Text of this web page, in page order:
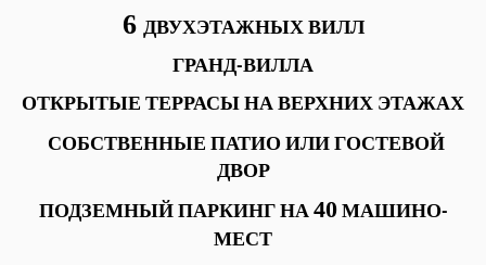
6 ДВУХЭТАЖНЫХ ВИЛЛ
ГРАНД-ВИЛЛА
ОТКРЫТЫЕ ТЕРРАСЫ НА ВЕРХНИХ ЭТАЖАХ
СОБСТВЕННЫЕ ПАТИО ИЛИ ГОСТЕВОЙ
ДВОР
ПОДЗЕМНЫЙ ПАРКИНГ НА40 МАШИНО-
МЕСТ